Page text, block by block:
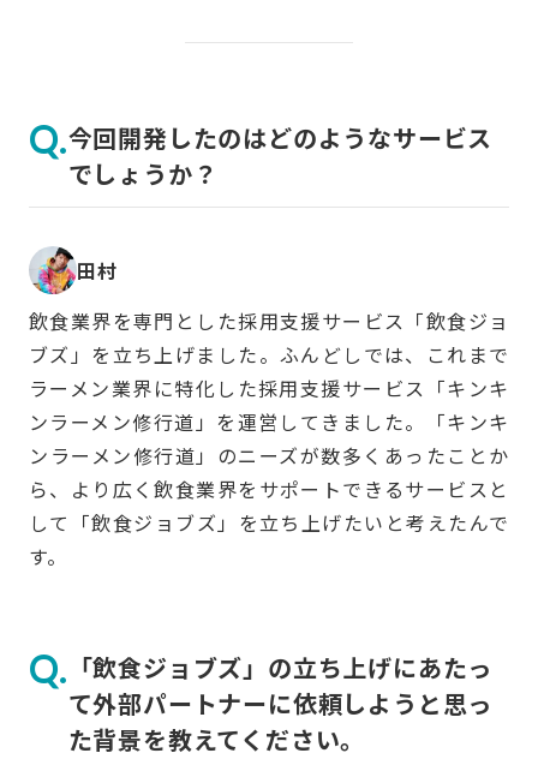
今回開発したのはどのようなサービス
でしょうか？
田村
飲食業界を専門とした採用支援サービス「飲食ジョ
ブズ」を立ち上げました。ふんどしでは、これまで
ラーメン業界に特化した採用支援サービス「キンキ
ンラーメン修行道」を運営してきました。「キンキ
ンラーメン修行道」のニーズが数多くあったことか
ら、より広く飲食業界をサポートできるサービスと
して「飲食ジョブズ」を立ち上げたいと考えたんで
す。
「飲食ジョブズ」の立ち上げにあたっ
て外部パートナーに依頼しようと思っ
た背景を教えてください。